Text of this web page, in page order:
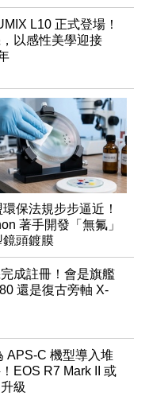
L10 正式登場！
以感性美學迎接
環保法規步步逼近！
著手開發「無氟」
鏡頭鍍膜
成註冊！會是旗艦
還是復古旁軸 X-
APS-C 機型導入堆
EOS R7 Mark II 或
級